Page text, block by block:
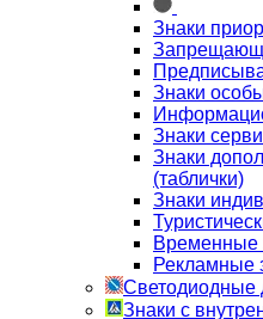
Знаки
Знаки
Знаки
Знаки
(таблички)
Знаки
Временные
Рекламные
Светодиодные
Знаки с